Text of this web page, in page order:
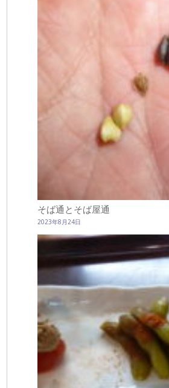
そば通とそば屋通
2023年8月24日